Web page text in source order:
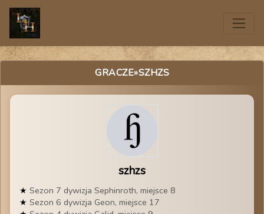
GRACZE»SZHZS
szhzs
Sezon 7 dywizja Sephinroth, miejsce 8
Sezon 6 dywizja Geon, miejsce 17